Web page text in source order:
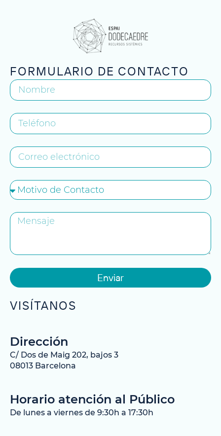
FORMULARIO DE CONTACTO
Enviar
VISÍTANOS
Dirección
C/ Dos de Maig 202, bajos 3
08013 Barcelona
Horario atención al Público
De lunes a viernes de 9:30h a 17:30h